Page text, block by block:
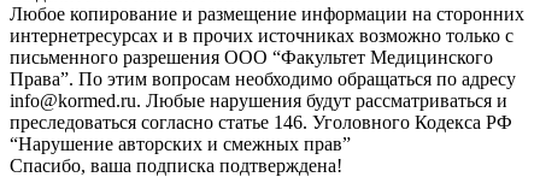
Любое копирование и размещение информации на сторонних
интернет­ресурсах и в прочих источниках возможно только с
письменного разрешения ООО “Факультет Медицинского
Права”. По этим вопросам необходимо обращаться по адресу
info@kormed.ru. Любые нарушения будут рассматриваться и
преследоваться согласно статье 146. Уголовного Кодекса РФ
“Нарушение авторских и смежных прав”
Спасибо, ваша подписка подтверждена!